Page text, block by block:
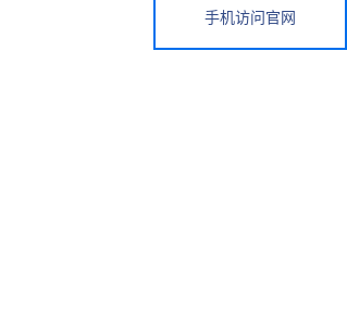
手机访问官网